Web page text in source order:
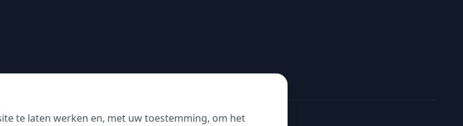
te laten werken en, met uw toestemming, om het